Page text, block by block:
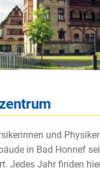
und
in Bad Honnef
Jedes Jahr finden